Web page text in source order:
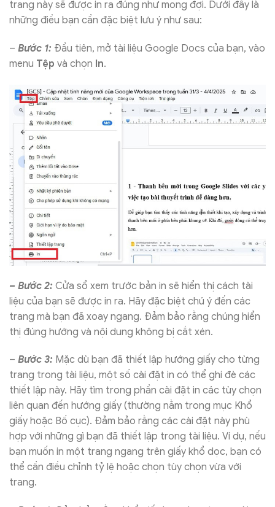
trang này sẽ được in ra đúng như mong đợi. Dưới đây là
những điều bạn cần đặc biệt lưu ý như sau:
– Bước 1: Đầu tiên, mở tài liệu Google Docs của bạn, vào
menu Tệp và chọn In.
– Bước 2: Cửa sổ xem trước bản in sẽ hiển thị cách tài
liệu của bạn sẽ được in ra. Hãy đặc biệt chú ý đến các
trang mà bạn đã xoay ngang. Đảm bảo rằng chúng hiển
thị đúng hướng và nội dung không bị cắt xén.
– Bước 3: Mặc dù bạn đã thiết lập hướng giấy cho từng
trang trong tài liệu, một số cài đặt in có thể ghi đè các
thiết lập này. Hãy tìm trong phần cài đặt in các tùy chọn
liên quan đến hướng giấy (thường nằm trong mục Khổ
giấy hoặc Bố cục). Đảm bảo rằng các cài đặt này phù
hợp với những gì bạn đã thiết lập trong tài liệu. Ví dụ, nếu
bạn muốn in một trang ngang trên giấy khổ dọc, bạn có
thể cần điều chỉnh tỷ lệ hoặc chọn tùy chọn vừa với
trang.